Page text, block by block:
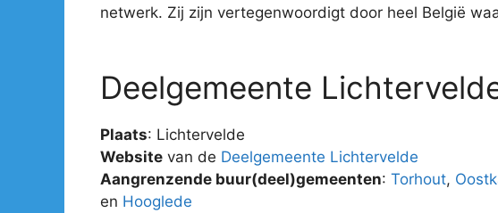
netwerk. Zij zijn vertegenwoordigt door heel België
Deelgemeente
Plaats: Lichtervelde
Website van de Deelgemeente Lichtervelde
Aangrenzende buur(deel)gemeenten: Torhout,
en Hooglede